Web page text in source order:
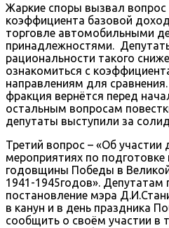
Жаркие споры вызвал вопрос
коэффициента базовой
торговле автомобильными
принадлежностями.
рациональности такого
ознакомиться с
направлениям для
фракция вернётся перед
остальным вопросам
депутаты выступили за
Третий вопрос – «Об участии
мероприятиях по
годовщины Победы в
1941-1945годов». Депутатам
постановление мэра
в канун и в день праздника
сообщить о своём участии в